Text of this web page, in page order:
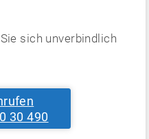
sich unverbindlich
30 490